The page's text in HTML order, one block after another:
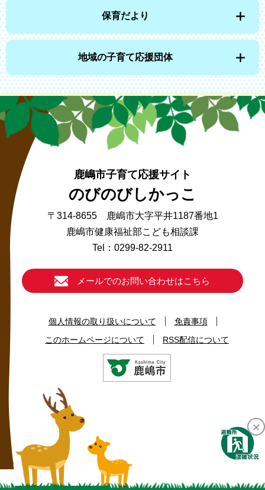
保育だより
地域の子育て応援団体
鹿嶋市子育て応援サイト
のびのびしかっこ
〒314-8655 鹿嶋市大字平井1187番地1
鹿嶋市健康福祉部こども相談課
Tel：0299-82-2911
メールでのお問い合わせはこちら
個人情報の取り扱いについて
免責事項
このホームページについて
RSS配信について